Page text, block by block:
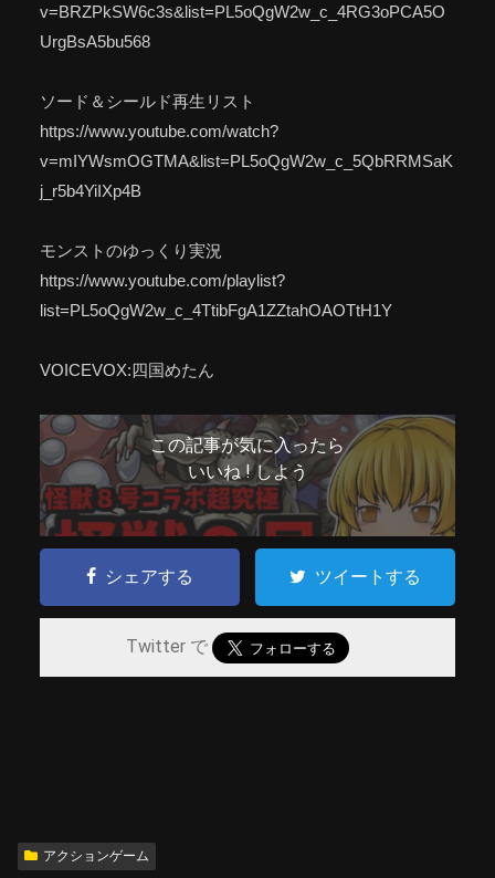
v=BRZPkSW6c3s&list=PL5oQgW2w_c_4RG3oPCA5O
UrgBsA5bu568
ソード＆シールド再生リスト
https://www.youtube.com/watch?
v=mIYWsmOGTMA&list=PL5oQgW2w_c_5QbRRMSaK
j_r5b4YiIXp4B
モンストのゆっくり実況
https://www.youtube.com/playlist?
list=PL5oQgW2w_c_4TtibFgA1ZZtahOAOTtH1Y
VOICEVOX:四国めたん
この記事が気に入ったら
いいね ! しよう
シェアする ツイートする
Twitter で
アクションゲーム